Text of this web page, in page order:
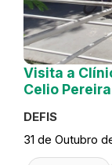
Visita a
Celio Pereira
DEFIS
31 de Outubro